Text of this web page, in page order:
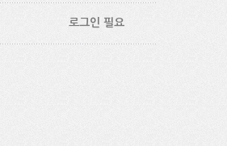
로그인 필요